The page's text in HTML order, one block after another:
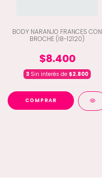
BODY NARANJO FRANCES CON
BROCHE (I8-12120)
$8.400
3 Sin interés de $2.800
COMPRAR